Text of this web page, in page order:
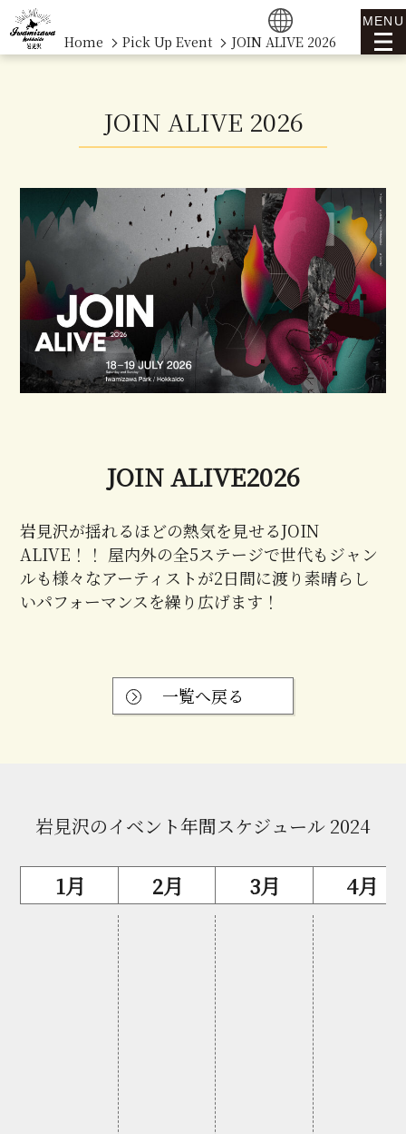
MENU
Home Pick Up Event JOIN ALIVE 2026
JOIN ALIVE 2026
JOIN ALIVE2026
岩見沢が揺れるほどの熱気を見せるJOIN
ALIVE！！ 屋内外の全5ステージで世代もジャン
ルも様々なアーティストが2日間に渡り素晴らし
いパフォーマンスを繰り広げます！
一覧へ戻る
岩見沢のイベント年間スケジュール 2024
1月 2月 3月 4月